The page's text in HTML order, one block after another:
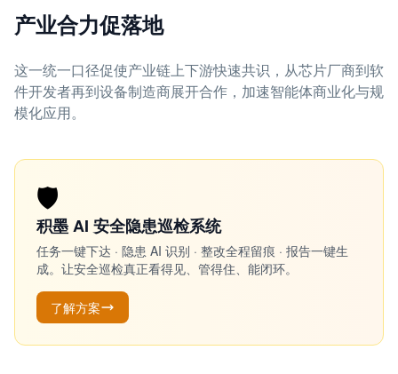
产业合力促落地
这一统一口径促使产业链上下游快速共识，从芯片厂商到软
件开发者再到设备制造商展开合作，加速智能体商业化与规
模化应用。
🛡️
积墨 AI 安全隐患巡检系统
任务一键下达 · 隐患 AI 识别 · 整改全程留痕 · 报告一键生
成。让安全巡检真正看得见、管得住、能闭环。
了解方案